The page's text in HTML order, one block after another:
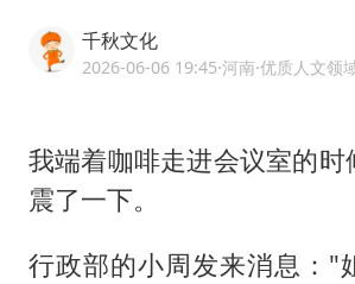
千秋文化
2026-06-06 19:45·河南·优质人文领
我端着咖啡走进会议室的时
震了一下。
行政部的小周发来消息："